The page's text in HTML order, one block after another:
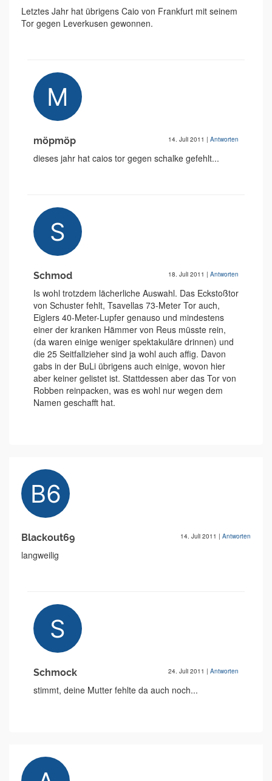
Letztes Jahr hat übrigens Caio von Frankfurt mit seinem
Tor gegen Leverkusen gewonnen.
möpmöp 14. Juli 2011 | Antworten
dieses jahr hat caios tor gegen schalke gefehlt...
Schmod 18. Juli 2011 | Antworten
Is wohl trotzdem lächerliche Auswahl. Das Eckstoßtor
von Schuster fehlt, Tsavellas 73-Meter Tor auch,
Eiglers 40-Meter-Lupfer genauso und mindestens
einer der kranken Hämmer von Reus müsste rein,
(da waren einige weniger spektakuläre drinnen) und
die 25 Seitfallzieher sind ja wohl auch affig. Davon
gabs in der BuLi übrigens auch einige, wovon hier
aber keiner gelistet ist. Stattdessen aber das Tor von
Robben reinpacken, was es wohl nur wegen dem
Namen geschafft hat.
Blackout69 14. Juli 2011 | Antworten
langweilig
Schmock 24. Juli 2011 | Antworten
stimmt, deine Mutter fehlte da auch noch...